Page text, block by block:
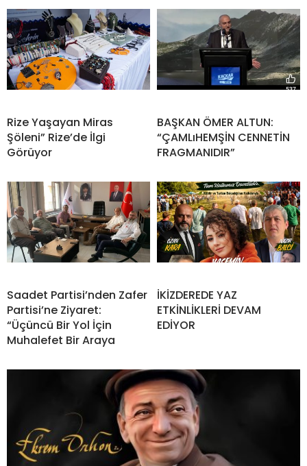
Rize Yaşayan Miras
Şöleni” Rize’de İlgi
Görüyor
BAŞKAN ÖMER ALTUN:
“ÇAMLıHEMŞİN CENNETİN
FRAGMANIDIR”
Saadet Partisi’nden Zafer
Partisi’ne Ziyaret:
“Üçüncü Bir Yol İçin
Muhalefet Bir Araya
İKİZDEREDE YAZ
ETKİNLİKLERİ DEVAM
EDİYOR